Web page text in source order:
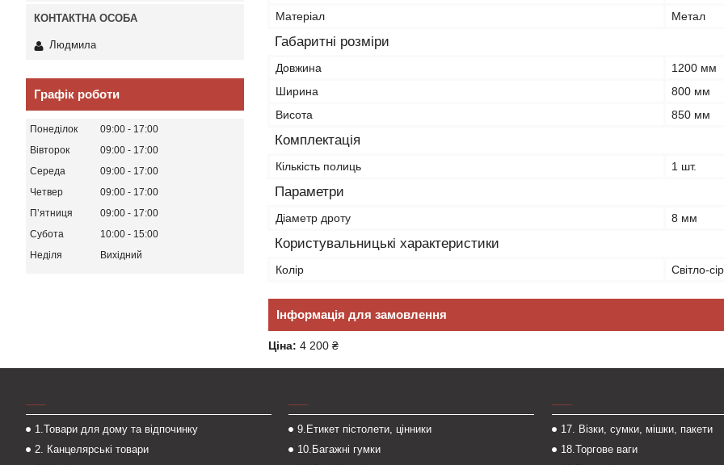
Матеріал
Метал
Габаритні розміри
Довжина
1200 мм
Ширина
800 мм
Висота
850 мм
Комплектація
Кількість полиць 1 шт.
Параметри
Діаметр дроту 8 мм
Користувальницькі характеристики
Колір Світло-
Інформація для замовлення
Ціна: 4 200 ₴
Людмила
Графік роботи
Понеділок 09:00
17:00
Вівторок
09:00
17:00
Середа
09:00
17:00
Четвер
09:00
17:00
Пʼятниця
09:00
17:00
Субота
10:00
15:00
Неділя
Вихідний
1.Товари для дому та відпочинку
2. Канцелярські товари
9.Етикет пістолети, цінники
10.Багажні гумки
17. Візки, сумки, мішки, пакети
18.Торгове ваги